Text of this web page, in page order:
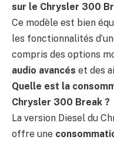
sur le Chrysler 300
Ce modèle est bien
les fonctionnalités
compris des options
audio avancés et des
Quelle est la
Chrysler 300 Break ?
La version Diesel du
offre une